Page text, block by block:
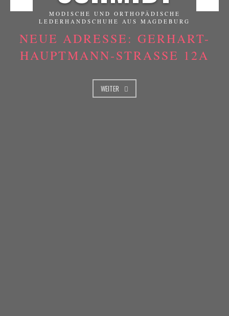
MODISCHE UND ORTHOPÄDISCHE
LEDERHANDSCHUHE AUS MAGDEBURG
NEUE ADRESSE: GERHART-
HAUPTMANN-STRASSE 12A
WEITER